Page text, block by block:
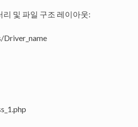
및 파일 구조 레이아웃: